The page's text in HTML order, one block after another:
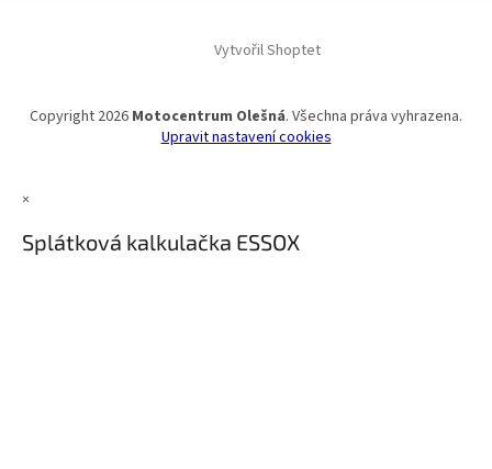
Vytvořil Shoptet
Copyright 2026 Motocentrum Olešná. Všechna práva vyhrazena.
Upravit nastavení cookies
×
Splátková kalkulačka ESSOX